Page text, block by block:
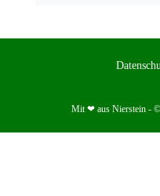
Mit ❤ aus Nierstein -